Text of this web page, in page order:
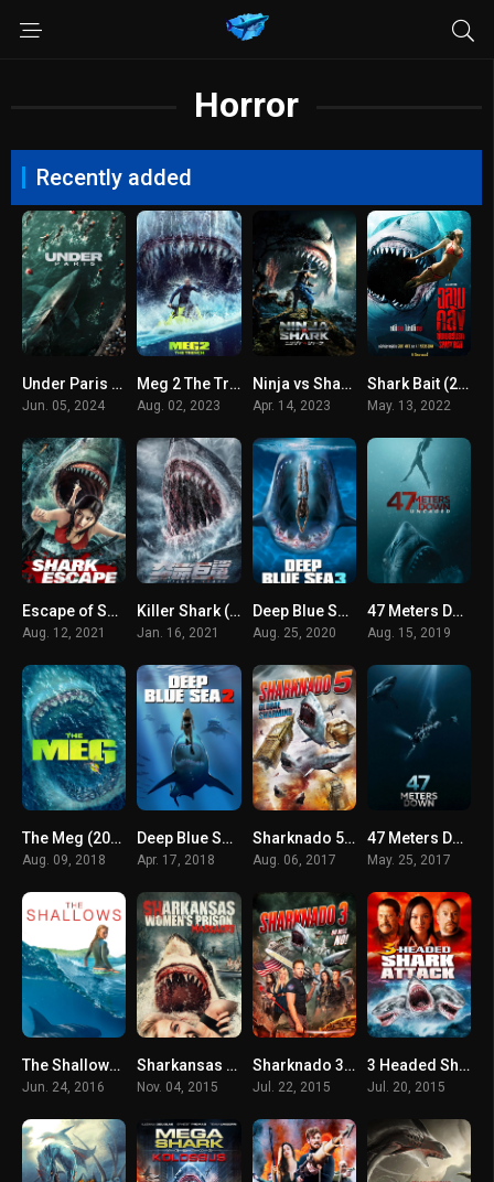
Horror
Recently added
Under Paris (Sous la Seine) (2024) มฤตยูใต้ปารีส
Jun. 05, 2024
Meg 2 The Trench (2023) เม็ก 2 อภิมหาโคตรหลามร่องนรก
Aug. 02, 2023
Ninja vs Shark (2023) นินจา ปะทะ ฉลาม
Apr. 14, 2023
Shark Bait (2022) ฉลามคลั่ง ซัมเมอร์นรก
May. 13, 2022
Escape of Shark (2021) โคตรฉลามคลั่ง
Aug. 12, 2021
Killer Shark (2021) ฉลามคลั่ง ทะเลมรณะ
Jan. 16, 2021
Deep Blue Sea 3 (2020) ฝูงมฤตยูใต้มหาสมุทร 3
Aug. 25, 2020
47 Meters Down Uncaged (2019) ดิ่งลึกสุดนรก
Aug. 15, 2019
The Meg (2018) เม็ก โคตรหลามพันล้านปี
Aug. 09, 2018
Deep Blue Sea 2 (2018) ฝูงมฤตยูใต้มหาสมุทร 2
Apr. 17, 2018
Sharknado 5 Global Swarming (2017) ฝูงฉลามทอร์นาโด 5
Aug. 06, 2017
47 Meters Down 47 (2017) ดิ่งลึกเฉียดนรก
May. 25, 2017
The Shallows (2016) นรกน้ำตื้น
Jun. 24, 2016
Sharkansas Women’s Prison Massacre (2015) อสูรฉลามกัดคุกแตก
Nov. 04, 2015
Sharknado 3: Oh Hell No! (2015) ฝูงฉลามทอร์นาโด 3
Jul. 22, 2015
3 Headed Shark Attack (2015) โคตรฉลาม 3 หัวเพชฌฆาต
Jul. 20, 2015